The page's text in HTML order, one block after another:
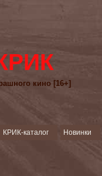
кино [16+]
КРИК-каталог Новинки